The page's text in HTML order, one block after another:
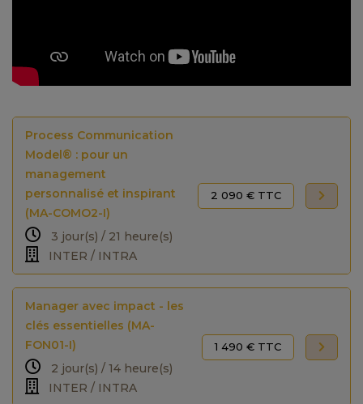
Process Communication
Model® : pour un
management
personnalisé et inspirant
(MA-COMO2-I)
3 jour(s) / 21 heure(s)
INTER / INTRA
2 090 € TTC
Manager avec impact - les
clés essentielles (MA-
FON01-I)
2 jour(s) / 14 heure(s)
INTER / INTRA
1 490 € TTC